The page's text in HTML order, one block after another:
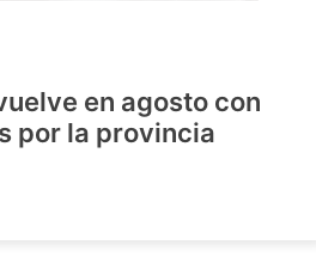
en agosto con
por la provincia